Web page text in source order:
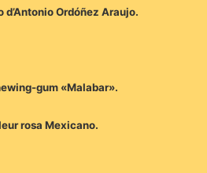
d’Antonio Ordóñez Araujo.
gum «Malabar».
rosa Mexicano.